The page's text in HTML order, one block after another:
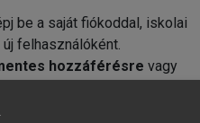
be a saját fiókoddal, iskolai
felhasználóként.
hozzáférésre vagy